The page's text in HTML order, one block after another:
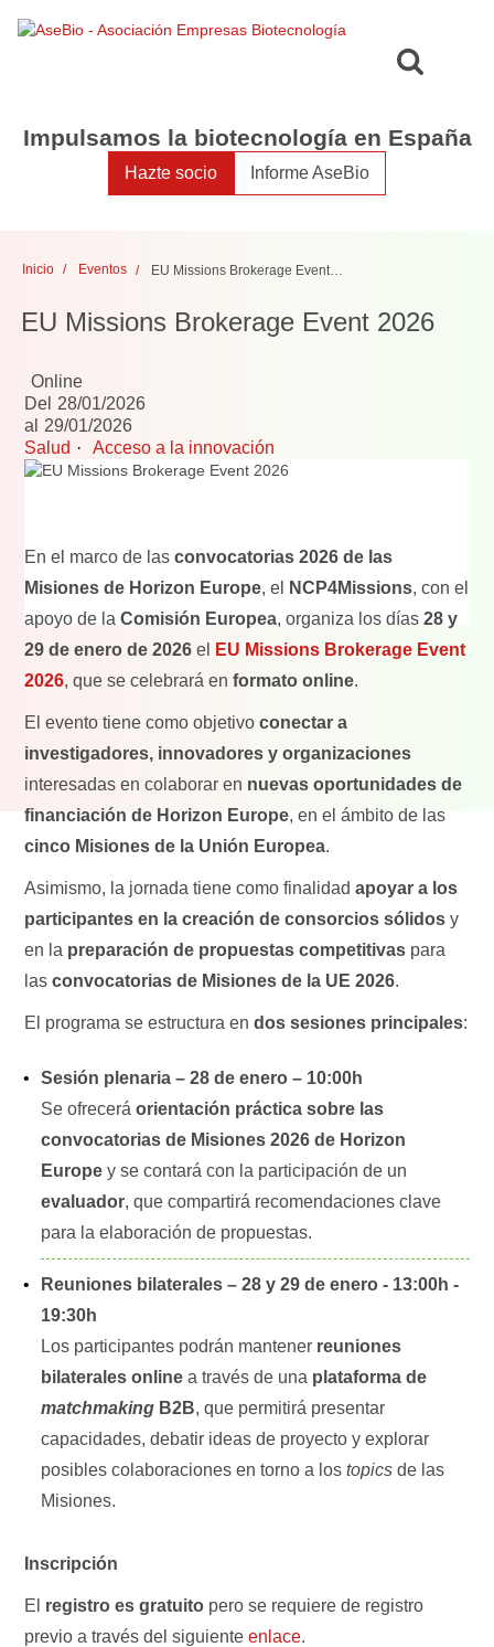
Toggle
search
Impulsamos la biotecnología en España
Hazte socio Informe AseBio
Inicio Eventos EU Missions Brokerage Event 2026
EU Missions Brokerage Event 2026
Online
Del 28/01/2026
al
29/01/2026
Salud
Acceso a la innovación
En el marco de lasconvocatorias 2026 de las
Misiones de Horizon Europe, el NCP4Missions, con el
apoyo de laComisión Europea, organiza los días28 y
29 de enero de 2026 el
EU Missions Brokerage Event
2026, que se celebrará enformato online.
El evento tiene como objetivoconectar a
investigadores, innovadores y organizaciones
interesadas en colaborar en nuevas oportunidades de
financiación de Horizon Europe, en el ámbito de las
cinco Misiones de la Unión Europea.
Asimismo, la jornada tiene como finalidadapoyar a los
participantes en la creación de consorcios sólidos y
en la preparación de propuestas competitivas para
lasconvocatorias de Misiones de la UE 2026.
El programa se estructura endos sesiones principales:
Sesión plenaria – 28 de enero – 10:00h
Se ofreceráorientación práctica sobre las
convocatorias de Misiones 2026 de Horizon
Europe y se contará con la participación de un
evaluador, que compartirá recomendaciones clave
para la elaboración de propuestas.
Reuniones bilaterales – 28 y 29 de enero - 13:00h -
19:30h
Los participantes podrán mantener reuniones
bilaterales online a través de una plataforma de
matchmaking B2B, que permitirá presentar
capacidades, debatir ideas de proyecto y explorar
posibles colaboraciones en torno a lostopics de las
Misiones.
Inscripción
El registro es gratuito pero se requiere de registro
previo a través del siguienteenlace.